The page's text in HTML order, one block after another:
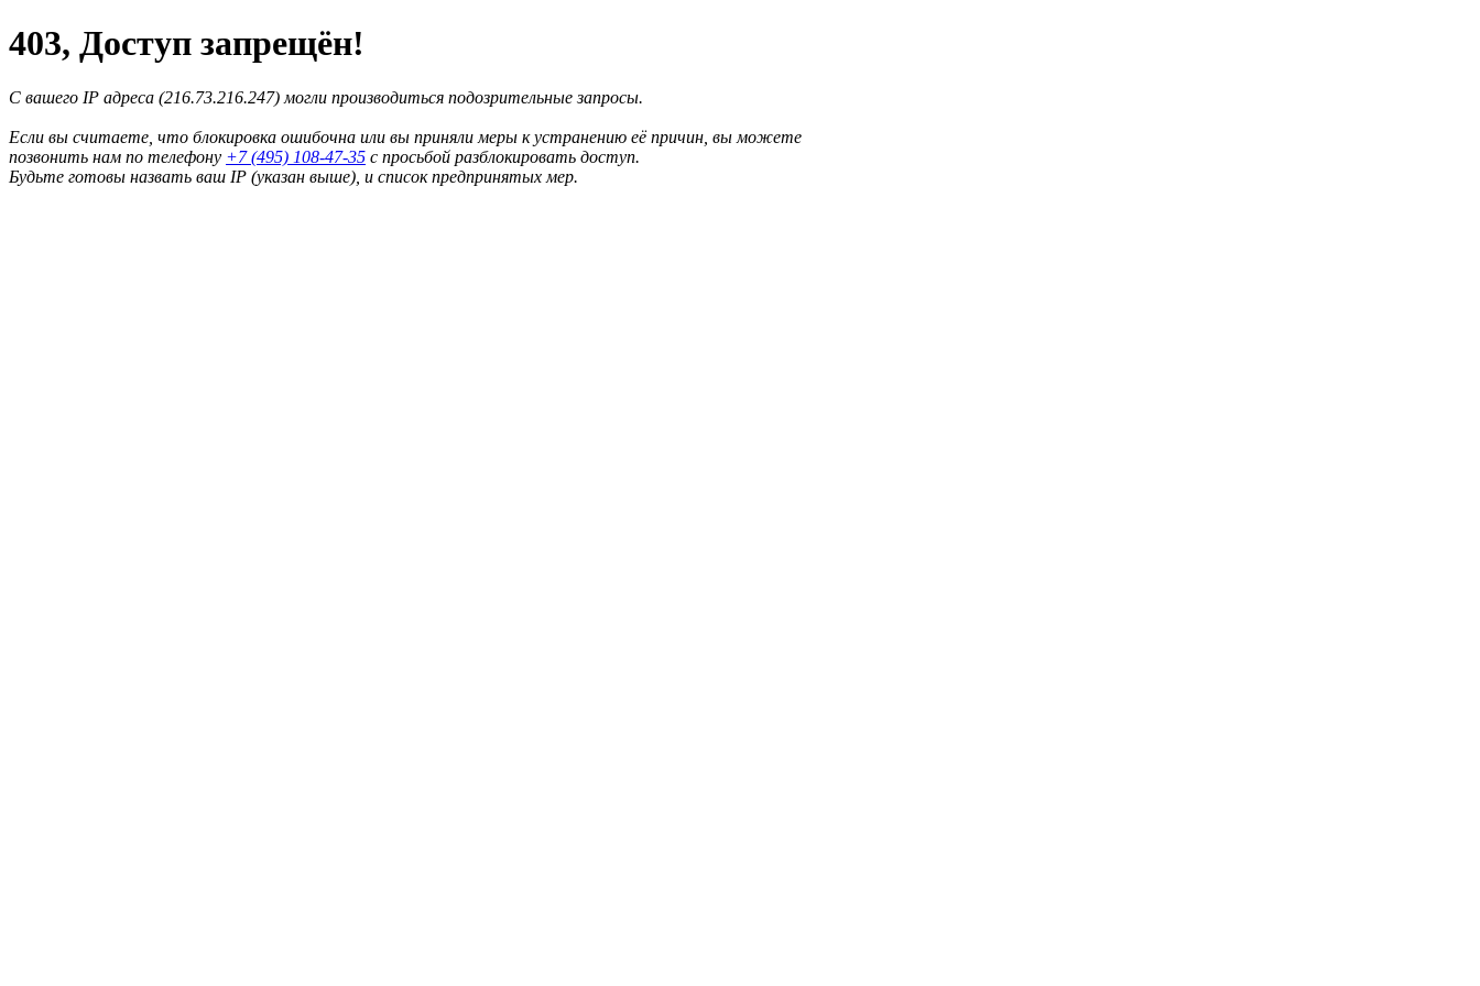
403, Доступ запрещён!
С вашего IP адреса (216.73.216.247) могли производиться подозрительные запросы.
Если вы считаете, что блокировка ошибочна или вы приняли меры к устранению её причин, вы можете
позвонить нам по телефону +7 (495) 108-47-35 с просьбой разблокировать доступ.
Будьте готовы назвать ваш IP (указан выше), и список предпринятых мер.